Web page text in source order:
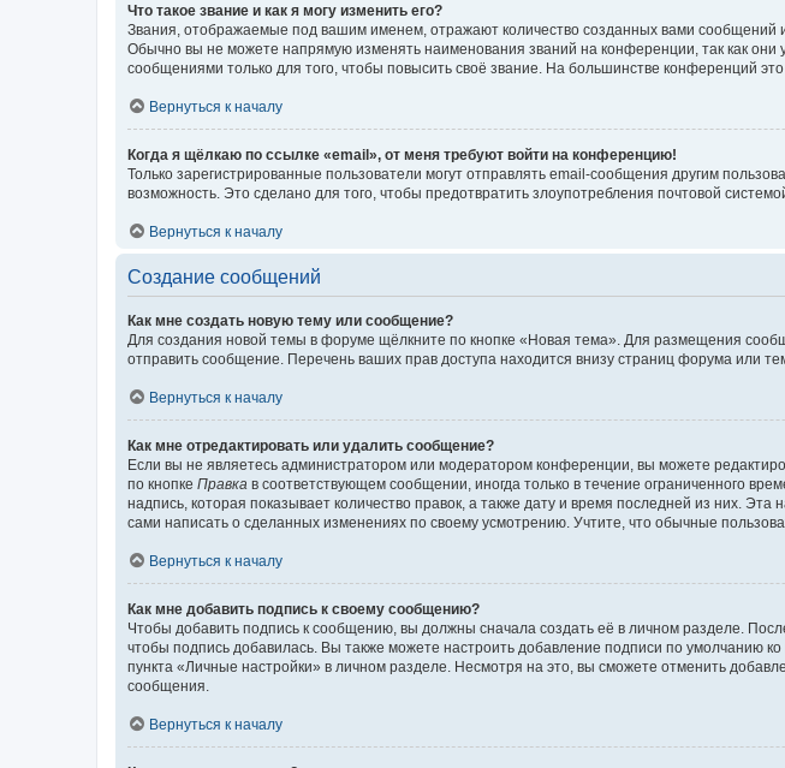
Что такое звание и как я могу изменить его?
Звания, отображаемые под вашим именем, отражают количество созданных вами
Обычно вы не можете напрямую изменять наименования званий на конференции, так как
сообщениями только для того, чтобы повысить своё звание. На большинстве конференций
Вернуться к началу
Когда я щёлкаю по ссылке «email», от меня требуют войти на конференцию!
Только зарегистрированные пользователи могут отправлять email-сообщения другим
возможность. Это сделано для того, чтобы предотвратить злоупотребления почтовой
Вернуться к началу
Создание сообщений
Как мне создать новую тему или сообщение?
Для создания новой темы в форуме щёлкните по кнопке «Новая тема». Для размещения
отправить сообщение. Перечень ваших прав доступа находится внизу страниц форума или
Вернуться к началу
Как мне отредактировать или удалить сообщение?
Если вы не являетесь администратором или модератором конференции, вы можете
по кнопке Правка в соответствующем сообщении, иногда только в течение ограниченного
надпись, которая показывает количество правок, а также дату и время последней из них.
сами написать о сделанных изменениях по своему усмотрению. Учтите, что обычные
Вернуться к началу
Как мне добавить подпись к своему сообщению?
Чтобы добавить подпись к сообщению, вы должны сначала создать её в личном разделе.
чтобы подпись добавилась. Вы также можете настроить добавление подписи по умолчанию
пункта «Личные настройки» в личном разделе. Несмотря на это, вы сможете отменить
сообщения.
Вернуться к началу